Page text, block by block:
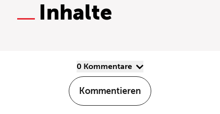
Inhalte
0 Kommentare
Kommentieren